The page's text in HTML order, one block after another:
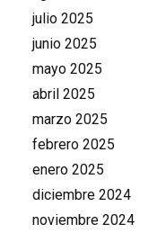
julio 2025
junio 2025
mayo 2025
abril 2025
marzo 2025
febrero 2025
enero 2025
diciembre 2024
noviembre 2024